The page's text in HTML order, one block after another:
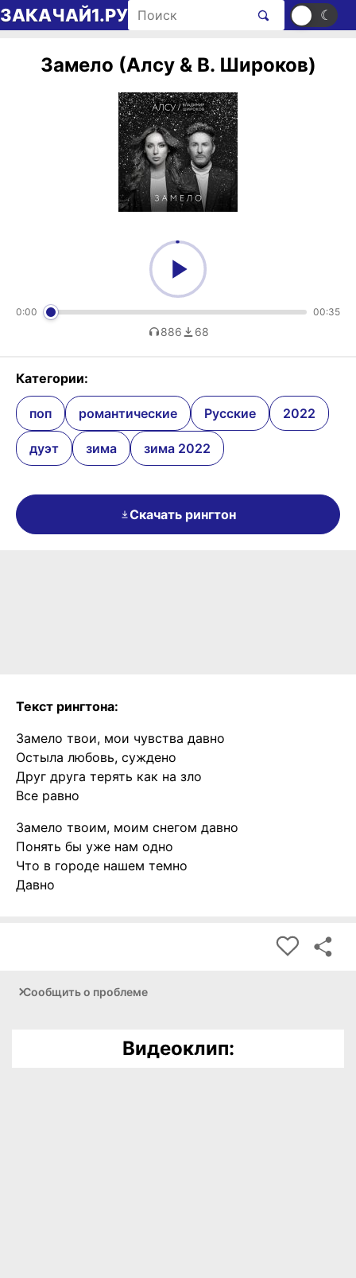
Перейти к содержимому
ЗАКАЧАЙ1.РУ Поиск рингтонов ☀ ☾
Замело (Алсу & В. Широков)
0:00 00:35
886 68
Категории:
поп романтические Русские 2022
дуэт зима зима 2022
Скачать рингтон
Текст рингтона:
Замело твои, мои чувства давно
Остыла любовь, суждено
Друг друга терять как на зло
Все равно
Замело твоим, моим снегом давно
Понять бы уже нам одно
Что в городе нашем темно
Давно
Сообщить о проблеме
Видеоклип: